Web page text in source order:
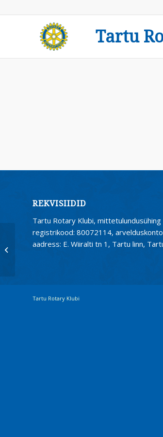
Tartu
REKVISIIDID
Tartu Rotary Klubi, mittetulundusühing
registrikood: 80072114,
aadress: E. Wiiralti tn 1, Tartu linn,
Tartu Rotary Klubi
KUTSE “Hüvasti EPA